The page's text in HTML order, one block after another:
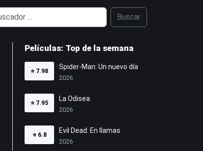
Buscar
Películas: Top de la semana
⭐ 7.98
Spider-Man: Un nuevo día
2026
⭐ 7.95
La Odisea
2026
⭐ 6.8
Evil Dead: En llamas
2026